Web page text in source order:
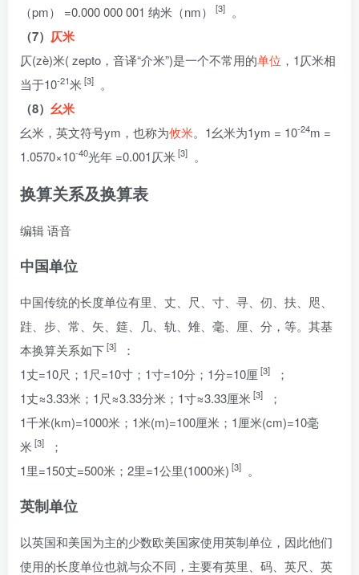
（pm） =0.000 000 001 纳米（nm）
[3] 。
（7） 仄米
仄(zè)米( zepto，音译“介米”)是一个不常用的单位 ，1仄米相
当于10-21米[3] 。
（8） 幺米
幺米，英文符号ym，也称为攸米。1幺米为1ym = 10-24m =
1.0570×10-40光年 =0.001仄米[3] 。
换算关系及换算表
编辑语音
中国单位
中国传统的长度单位有里、丈、尺、寸、寻、仞、扶、咫、
跬、步、常、矢、筵、几、轨、雉、毫、厘、分，等。其基
本换算关系如下[3]
：
1丈=10尺；1尺=10寸；1寸=10分；1分=10厘[3]
；
1丈≈3.33米；1尺≈3.33分米；1寸≈3.33厘米[3]
；
1千米(km)=1000米；1米(m)=100厘米；1厘米(cm)=10毫
米[3]
；
1里=150丈=500米；2里=1公里(1000米) [3] 。
英制单位
以英国和美国为主的少数欧美国家使用英制单位，因此他们
使用的长度单位也就与众不同，主要有英里、码、英尺、英